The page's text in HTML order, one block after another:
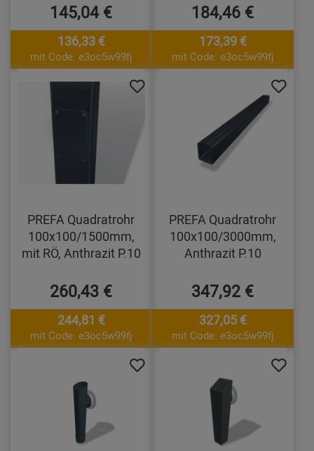
145,04 €
136,33 €
mit Code: e3oc5w99fj
184,46 €
173,39 €
mit Code: e3oc5w99fj
PREFA Quadratrohr
100x100/1500mm,
mit RÖ, Anthrazit P.10
260,43 €
244,81 €
mit Code: e3oc5w99fj
PREFA Quadratrohr
100x100/3000mm,
Anthrazit P.10
347,92 €
327,05 €
mit Code: e3oc5w99fj